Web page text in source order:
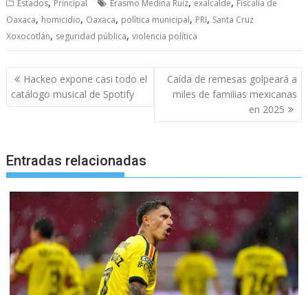
Estados Principal Erasmo Medina Ruiz exalcalde Fiscalía de
Oaxaca, homicidio, Oaxaca, política municipal, PRI, Santa Cruz
Xoxocotlán, seguridad pública,violencia política
Navegación
de
entradas
Hackeo expone casi todo el
catálogo musical de Spotify
Caída de remesas golpeará a
miles de familias mexicanas
en 2025
Entradas relacionadas